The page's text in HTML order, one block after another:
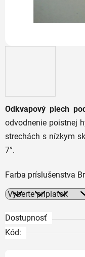
Odkvapový plech
odvodnenie poistnej
strechách s nízkym
7°.
Farba príslušenstva
Dostupnosť
Kód: